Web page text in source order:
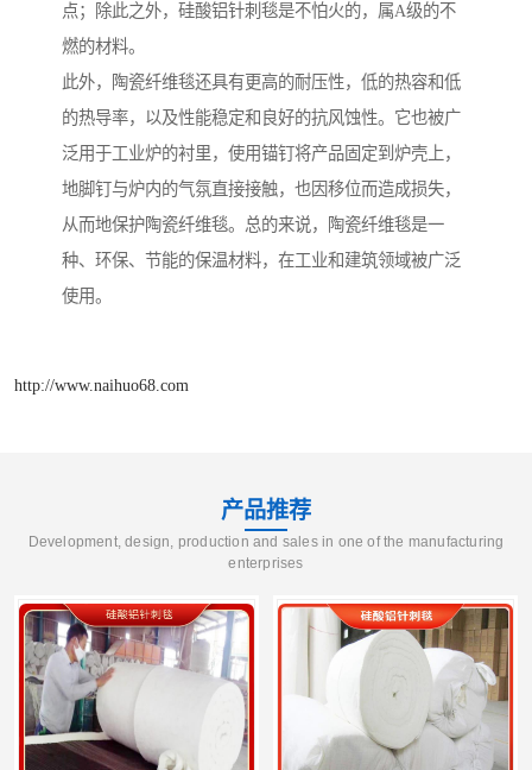
点；除此之外，硅酸铝针刺毯是不怕火的，属A级的不
燃的材料。
此外，陶瓷纤维毯还具有更高的耐压性，低的热容和低
的热导率，以及性能稳定和良好的抗风蚀性。它也被广
泛用于工业炉的衬里，使用锚钉将产品固定到炉壳上，
地脚钉与炉内的气氛直接接触，也因移位而造成损失，
从而地保护陶瓷纤维毯。总的来说，陶瓷纤维毯是一
种、环保、节能的保温材料，在工业和建筑领域被广泛
使用。
http://www.naihuo68.com
产品推荐
Development, design, production and sales in one of the manufacturing
enterprises